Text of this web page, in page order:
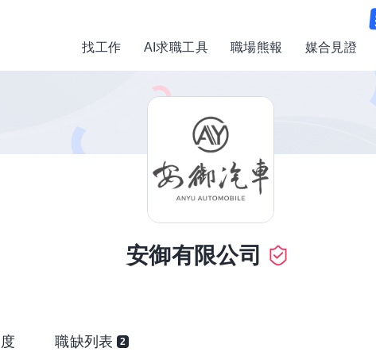
找工作 AI求職工具 職場熊報 媒合見證
安御有限公司
職缺列表 2